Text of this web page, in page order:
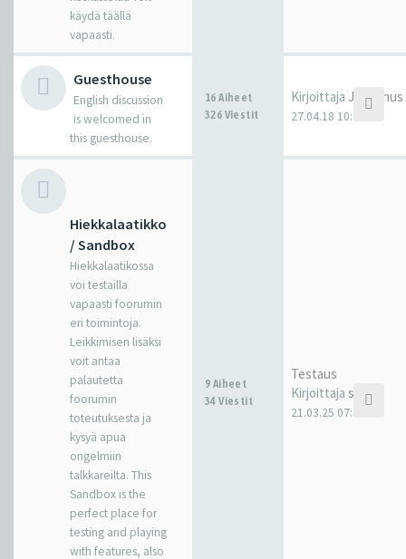
käydä täällä
vapaasti.
Guesthouse
English discussion
is welcomed in
this guesthouse.
16 Aiheet
326 Viestit
Kirjoittaja Juhannus
27.04.18 10:01
Hiekkalaatikko
/ Sandbox
Hiekkalaatikossa
voi testailla
vapaasti foorumin
eri toimintoja.
Leikkimisen lisäksi
voit antaa
palautetta
foorumin
toteutuksesta ja
kysyä apua
ongelmiin
talkkareilta. This
Sandbox is the
perfect place for
testing and playing
with features, also
9 Aiheet
34 Viestit
Testaus
Kirjoittaja sakkr
21.03.25 07:38